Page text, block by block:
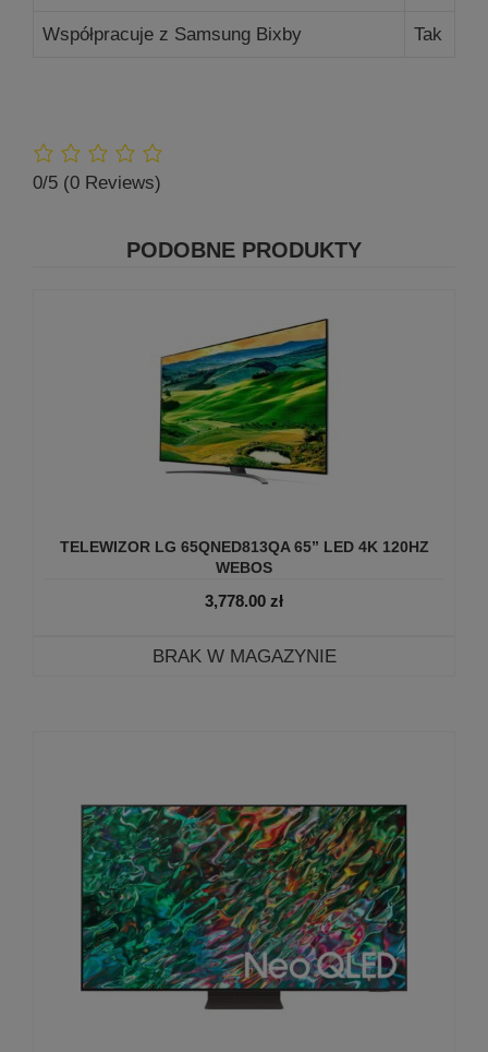
Współpracuje z Samsung Bixby Tak
0/5 (0 Reviews)
PODOBNE PRODUKTY
TELEWIZOR LG 65QNED813QA 65” LED 4K 120HZ
WEBOS
3,778.00 zł
BRAK W MAGAZYNIE